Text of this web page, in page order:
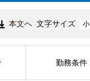
本文へ 文字サイズ 小
勤務条件